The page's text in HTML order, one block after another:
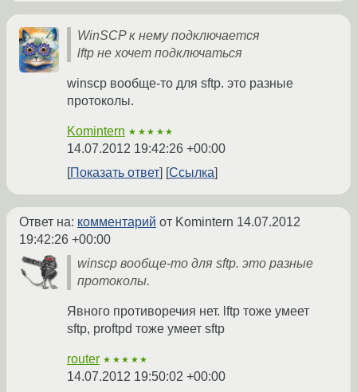
WinSCP к нему подключается
lftp не хочет подключаться
winscp вообще-то для sftp. это разные
протоколы.
Komintern ★★★★★
14.07.2012 19:42:26 +00:00
Показать ответ
Ссылка
Ответ на: комментарий от Komintern 14.07.2012
19:42:26 +00:00
winscp вообще-то для sftp. это разные
протоколы.
Явного противоречия нет. lftp тоже умеет
sftp, proftpd тоже умеет sftp
router ★★★★★
14.07.2012 19:50:02 +00:00